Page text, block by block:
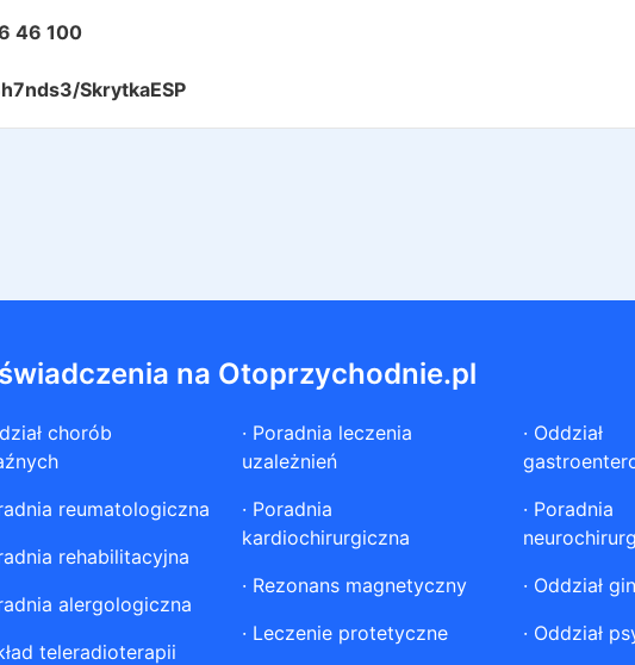
46 100
SkrytkaESP
na Otoprzychodnie.pl
chorób
reumatologiczna
rehabilitacyjna
alergologiczna
teleradioterapii
· Poradnia leczenia
uzależnień
· Poradnia
kardiochirurgiczna
· Rezonans magnetyczny
· Leczenie protetyczne
· Oddział
· Poradnia
· Oddział
· Oddział